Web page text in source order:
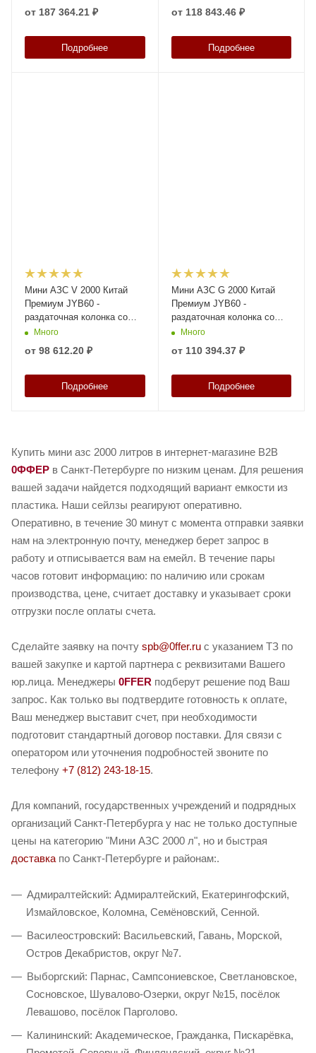
от 187 364.21 ₽
Подробнее
от 118 843.46 ₽
Подробнее
Мини АЗС V 2000 Китай
Премиум JYB60 -
раздаточная колонка со
счетчиком Синий
Много
от 98 612.20 ₽
Подробнее
Мини АЗС G 2000 Китай
Премиум JYB60 -
раздаточная колонка со
счетчиком Синий
Много
от 110 394.37 ₽
Подробнее
Купить мини азс 2000 литров в интернет-магазине B2B
0ФФЕР в Санкт-Петербурге по низким ценам. Для решения
вашей задачи найдется подходящий вариант емкости из
пластика. Наши сейлзы реагируют оперативно.
Оперативно, в течение 30 минут с момента отправки заявки
нам на электронную почту, менеджер берет запрос в
работу и отписывается вам на емейл. В течение пары
часов готовит информацию: по наличию или срокам
производства, цене, считает доставку и указывает сроки
отгрузки после оплаты счета.
Сделайте заявку на почту spb@0ffer.ru с указанием ТЗ по
вашей закупке и картой партнера с реквизитами Вашего
юр.лица. Менеджеры 0FFER подберут решение под Ваш
запрос. Как только вы подтвердите готовность к оплате,
Ваш менеджер выставит счет, при необходимости
подготовит стандартный договор поставки. Для связи с
оператором или уточнения подробностей звоните по
телефону +7 (812) 243-18-15.
Для компаний, государственных учреждений и подрядных
организаций Санкт-Петербурга у нас не только доступные
цены на категорию "Мини АЗС 2000 л", но и быстрая
доставка по Санкт-Петербурге и районам:.
Адмиралтейский: Адмиралтейский, Екатерингофский,
Измайловское, Коломна, Семёновский, Сенной.
Василеостровский: Васильевский, Гавань, Морской,
Остров Декабристов, округ №7.
Выборгский: Парнас, Сампсониевское, Светлановское,
Сосновское, Шувалово-Озерки, округ №15, посёлок
Левашово, посёлок Парголово.
Калининский: Академическое, Гражданка, Пискарёвка,